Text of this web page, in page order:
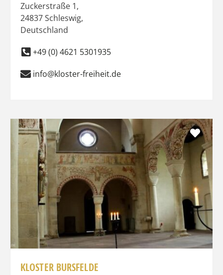
Zuckerstraße 1,
24837Schleswig,
Deutschland
+49 (0) 4621 5301935
info@kloster-freiheit.de
KLOSTER BURSFELDE